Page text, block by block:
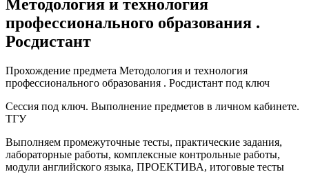
Методология и технология
профессионального образования .
Росдистант
Прохождение предмета Методология и технология
профессионального образования . Росдистант под ключ
Сессия под ключ. Выполнение предметов в личном кабинете.
ТГУ
Выполняем промежуточные тесты, практические задания,
лабораторные работы, комплексные контрольные работы,
модули английского языка, ПРОЕКТИВА, итоговые тесты